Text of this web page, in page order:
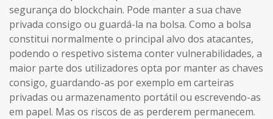
segurança do blockchain. Pode manter a sua chave
privada consigo ou guardá-la na bolsa. Como a bolsa
constitui normalmente o principal alvo dos atacantes,
podendo o respetivo sistema conter vulnerabilidades, a
maior parte dos utilizadores opta por manter as chaves
consigo, guardando-as por exemplo em carteiras
privadas ou armazenamento portátil ou escrevendo-as
em papel. Mas os riscos de as perderem permanecem.